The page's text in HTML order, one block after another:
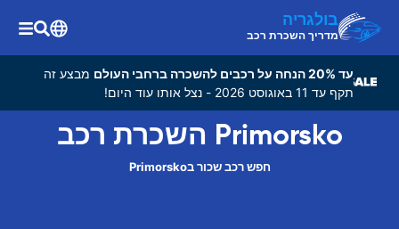
בולגריה
מדריך השכרת רכב
עד 20% הנחה על רכבים להשכרה ברחבי העולם
מבצע זה
תקף עד 11 באוגוסט 2026 - נצל אותו עוד היום!
Primorsko השכרת רכב
חפש רכב שכור בPrimorsko